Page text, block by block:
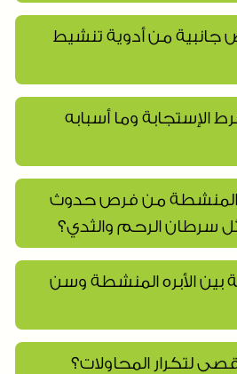
جانبية من أدوية تنشيط
الإستجابة وما أسبابه
المنشطة من فرص حدوث
سرطان الرحم والثدي؟
بين الأبره المنشطة وسن
لتكرار المحاولات؟